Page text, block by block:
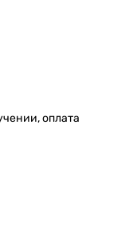
оплата